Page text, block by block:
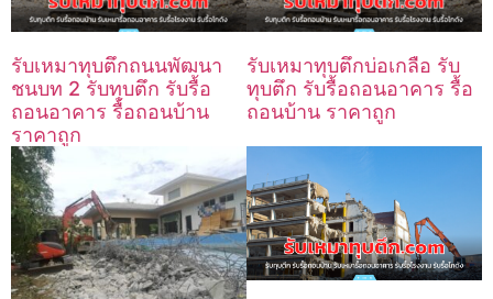
รับเหมาทุบตึกถนนพัฒนา
ชนบท 2 รับทุบตึก รับรื้อ
ถอนอาคาร รื้อถอนบ้าน
ราคาถูก
รับเหมาทุบตึกบ่อเกลือ รับ
ทุบตึก รับรื้อถอนอาคาร รื้อ
ถอนบ้าน ราคาถูก